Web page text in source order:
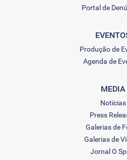
Portal de
Produção de
Agenda de
MEDIA
Notícias
Press
Galerias de
Galerias de
Jornal O